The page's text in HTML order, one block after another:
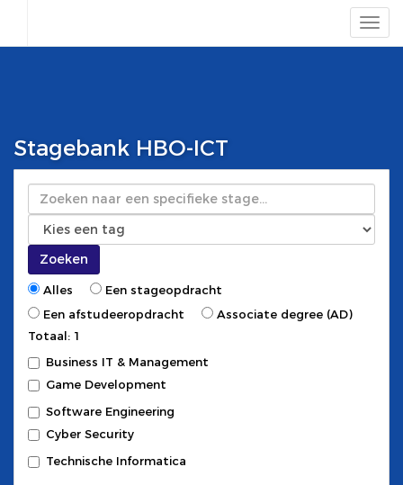
Stagebank HBO-ICT
Zoeken
Zoeken
Alles
Een stageopdracht
Een afstudeeropdracht
Associate degree (AD)
Totaal: 1
Business IT & Management
Game Development
Software Engineering
Cyber Security
Technische Informatica